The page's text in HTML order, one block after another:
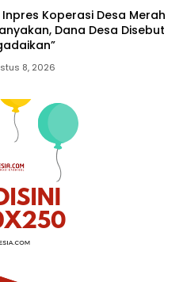
Koperasi Desa Merah
Dana Desa Disebut
8, 2026